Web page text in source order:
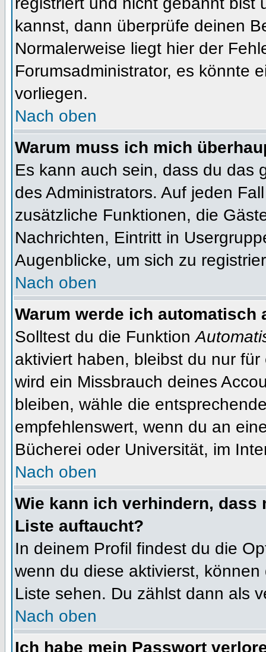
kannst, dann überprüfe deinen
Normalerweise liegt hier der
Forumsadministrator, es könnte
vorliegen.
Nach oben
Warum muss ich mich
Es kann auch sein, dass du das
des Administrators. Auf jeden
zusätzliche Funktionen, die
Nachrichten, Eintritt in
Augenblicke, um sich zu
Nach oben
Warum werde ich automatisch
Solltest du die Funktion
aktiviert haben, bleibst du nur
wird ein Missbrauch deines
bleiben, wähle die
empfehlenswert, wenn du an
Bücherei oder Universität, im
Nach oben
Wie kann ich verhindern, dass
Liste auftaucht?
In deinem Profil findest du die
wenn du diese aktivierst,
Liste sehen. Du zählst dann als
Nach oben
Ich habe mein Passwort